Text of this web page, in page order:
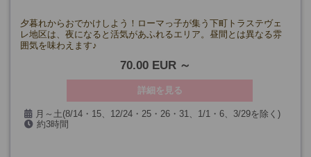
夕暮れからおでかけしよう！ローマっ子が集う下町トラステヴェ
レ地区は、夜になると活気があふれるエリア。昼間とは異なる雰
囲気を味わえます♪
70.00 EUR
詳細を見る
月～土(8/14・15、12/24・25・26・31、1/1・6、3/29を除く)
約3時間